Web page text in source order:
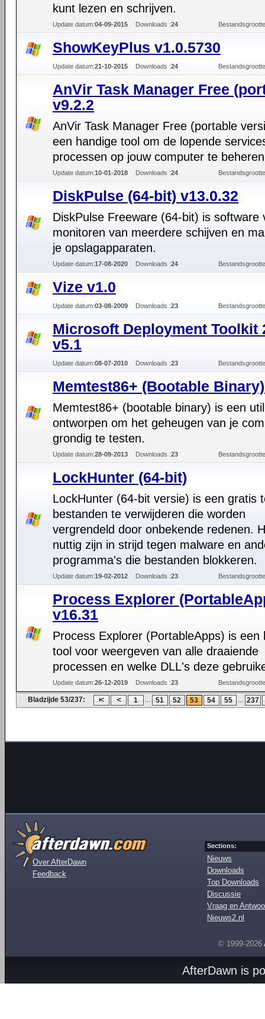
kunt lezen en schrijven.
Update datum:04-09-2015 Downloads :24
ShowKeyPlus v1.0.5730
Update datum:21-10-2015 Downloads :24
AnVir Task Manager Free
v9.2.2
AnVir Task Manager Free (portable
een handige tool om de lopende
processen op jouw computer te
Update datum:10-01-2018 Downloads :24
DiskPulse (64-bit) v13.0.32
DiskPulse Freeware (64-bit) is software
monitoren van meerdere schijven en
je opslagapparaten.
Update datum:17-08-2020 Downloads :24
Vize v1.0
Update datum:03-08-2009 Downloads :23
Microsoft Deployment Toolkit
v5.1
Update datum:08-07-2010 Downloads :23
Memtest86+ (Bootable
Memtest86+ (bootable binary) is een
ontworpen om het geheugen van je
grondig te testen.
Update datum:28-09-2013 Downloads :23
LockHunter (64-bit)
LockHunter (64-bit versie) is een gratis
bestanden te verwijderen die worden
vergrendeld door onbekende redenen.
nuttig zijn in strijd tegen malware en
programma's die bestanden blokkeren.
Update datum:19-02-2012 Downloads :23
Process Explorer
v16.31
Process Explorer (PortableApps) is een
tool voor weergeven van alle draaiende
processen en welke DLL's deze
Update datum:26-12-2019 Downloads :23
Bladzijde 53/237: 1 ... 51 52 53 54 55 ... 237
Over AfterDawn
Feedback
Sections:
Nieuws
Downloads
Top Downloads
Discussie
Vraag en
Nieuws2.nl
© 1999-2026
AfterDawn is